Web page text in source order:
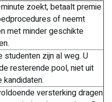
zoekt, betaalt premie
of neemt
met minder geschikte
studenten zijn al weg. U
resterende pool, niet uit
kandidaten.
versterking dragen